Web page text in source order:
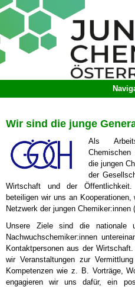
Wir sind die junge
Als
die jungen
der
Wirtschaft und der
beteiligen wir uns an
Netzwerk der jungen Chemiker:innen
Unsere Ziele sind die nationale
Nachwuchschemiker:innen
Kontaktpersonen aus der
wir Veranstaltungen zur
Kompetenzen wie z. B. Vorträge,
engagieren wir uns dafür, ein